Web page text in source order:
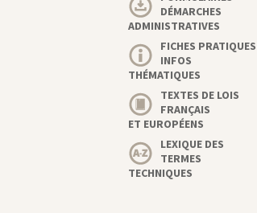
DÉMARCHES
ADMINISTRATIVES
FICHES PRATIQUES
INFOS
THÉMATIQUES
TEXTES DE LOIS
FRANÇAIS
ET EUROPÉENS
LEXIQUE DES
TERMES
TECHNIQUES